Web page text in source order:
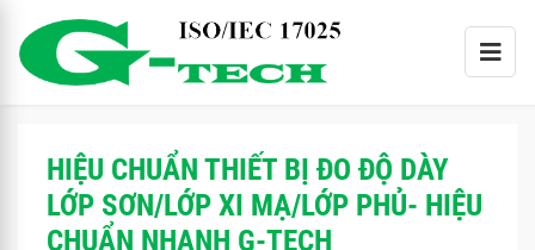
HIỆU CHUẨN THIẾT BỊ ĐO ĐỘ DÀY
LỚP SƠN/LỚP XI MẠ/LỚP PHỦ- HIỆU
CHUẨN NHANH G-TECH